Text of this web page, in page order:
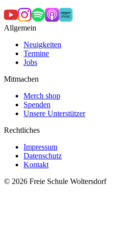
Allgemein
Neuigkeiten
Termine
Jobs
Mitmachen
Merch shop
Spenden
Unsere Unterstützer
Rechtliches
Impressum
Datenschutz
Kontakt
© 2026 Freie Schule Woltersdorf